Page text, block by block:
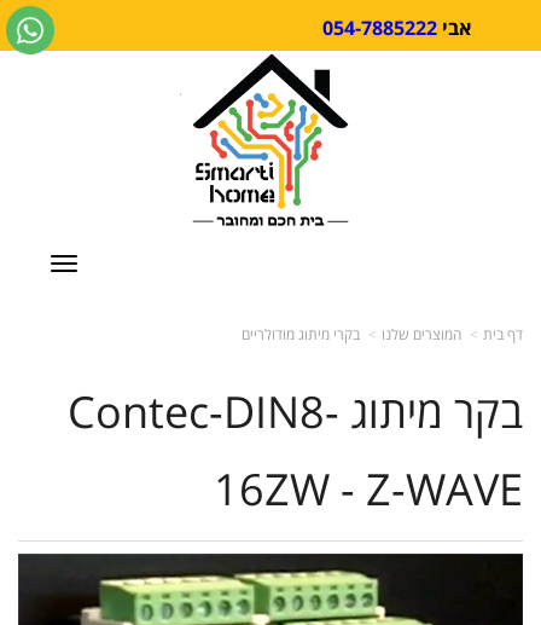
אבי 054-7885222
דף בית המוצרים שלנו בקרי מיתוג מודולריים
בקר מיתוג Contec-DIN8-
16ZW - Z-WAVE